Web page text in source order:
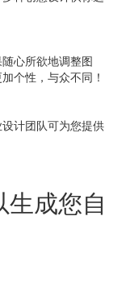
心所欲地调整图
个性，与众不同！
计团队可为您提供
成您自